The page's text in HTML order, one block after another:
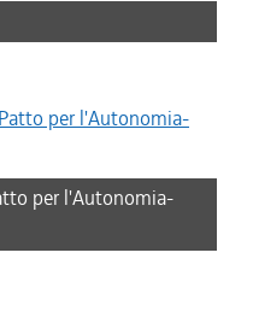
per l'Autonomia-